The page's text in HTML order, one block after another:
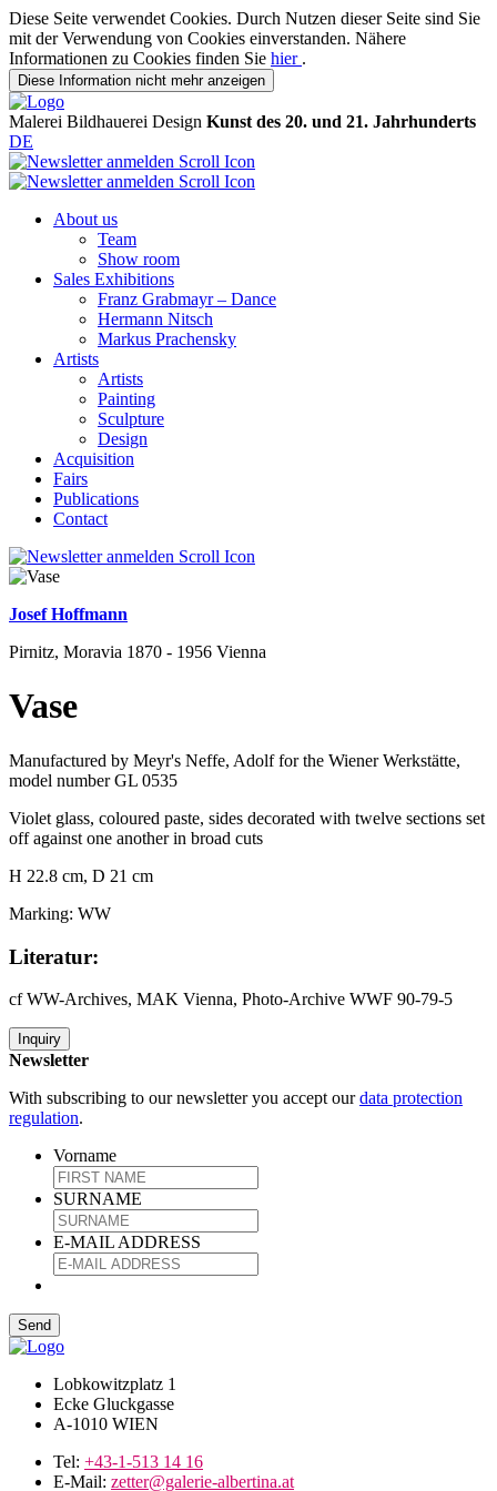
Diese Seite verwendet Cookies. Durch Nutzen dieser Seite sind Sie
mit der Verwendung von Cookies einverstanden. Nähere
Informationen zu Cookies finden Sie hier .
Diese Information nicht mehr anzeigen
Malerei Bildhauerei Design Kunst des 20. und 21. Jahrhunderts
DE
About us
Team
Show room
Sales Exhibitions
Franz Grabmayr – Dance
Hermann Nitsch
Markus Prachensky
Artists
Artists
Painting
Sculpture
Design
Acquisition
Fairs
Publications
Contact
Josef Hoffmann
Pirnitz, Moravia 1870 - 1956 Vienna
Vase
Manufactured by Meyr's Neffe, Adolf for the Wiener Werkstätte,
model number GL 0535
Violet glass, coloured paste, sides decorated with twelve sections set
off against one another in broad cuts
H 22.8 cm, D 21 cm
Marking: WW
Literatur:
cf WW-Archives, MAK Vienna, Photo-Archive WWF 90-79-5
Inquiry
Newsletter
With subscribing to our newsletter you accept ourdata protection
regulation.
Vorname
SURNAME
E-MAIL ADDRESS
Lobkowitzplatz 1
Ecke Gluckgasse
A-1010 WIEN
Tel: +43-1-513 14 16
E-Mail: zetter@galerie-albertina.at